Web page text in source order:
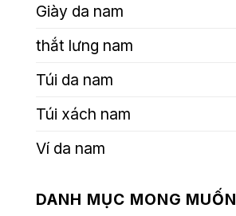
Giày da nam
thắt lưng nam
Túi da nam
Túi xách nam
Ví da nam
DANH MỤC MONG MUỐN